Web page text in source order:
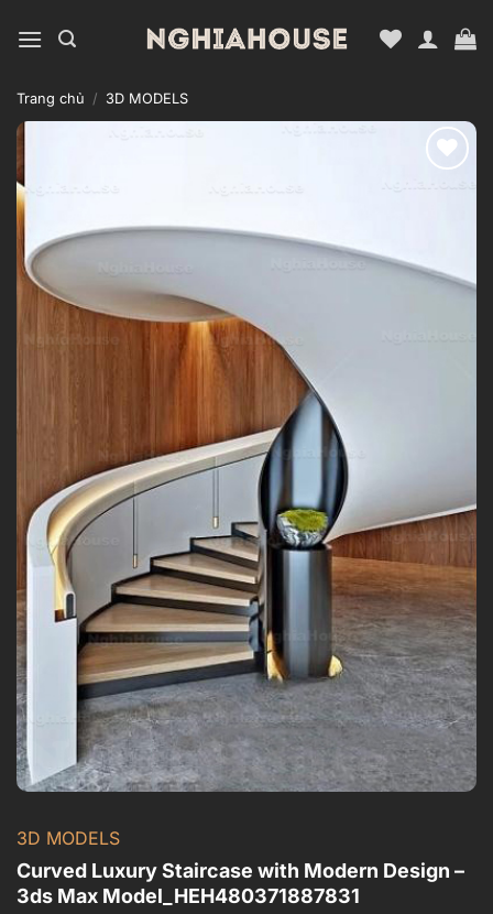
qua
dung
Trang chủ / 3D MODELS
3D MODELS
Curved Luxury Staircase with Modern Design –
3ds Max Model_HEH480371887831